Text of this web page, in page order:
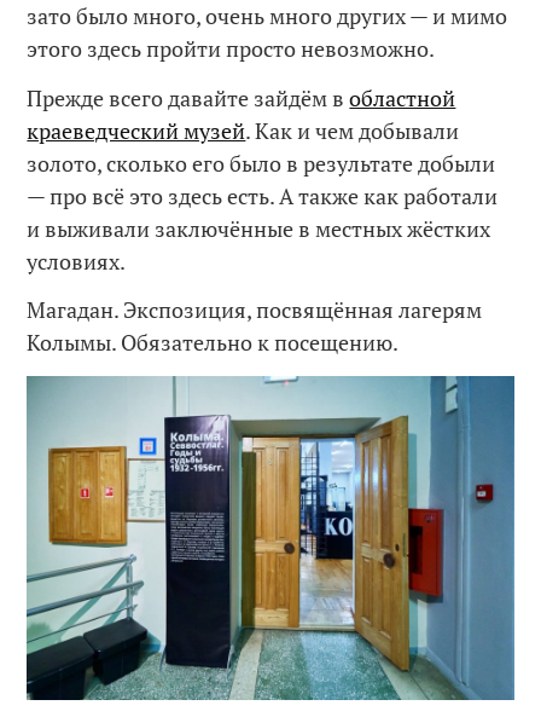
зато было много, очень много других — и мимо
этого здесь пройти просто невозможно.
Прежде всего давайте зайдём вобластной
краеведческий музей. Как и чем добывали
золото, сколько его было в результате добыли
— про всё это здесь есть. А также как работали
и выживали заключённые в местных жёстких
условиях.
Магадан. Экспозиция, посвящённая лагерям
Колымы. Обязательно к посещению.